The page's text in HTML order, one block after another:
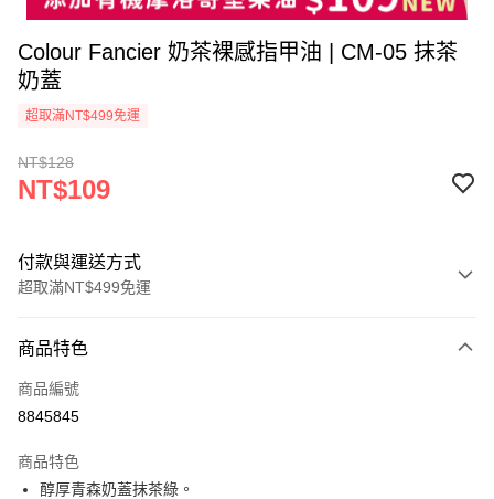
Colour Fancier 奶茶裸感指甲油 | CM-05 抹茶
奶蓋
超取滿NT$499免運
NT$128
NT$109
付款與運送方式
超取滿NT$499免運
信用卡一次付款
超商取貨付款
Apple Pay
商品特色
商品編號
8845845
商品特色
醇厚青森奶蓋抹茶綠。